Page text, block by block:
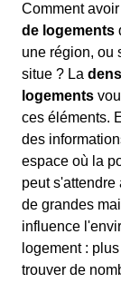
Comment
de logements
une région, ou
situe ? La
logements
ces éléments.
des
espace où la
peut
de grandes
influence
logement :
trouver de